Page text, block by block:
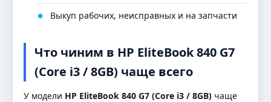
Выкуп рабочих, неисправных и на запчасти
Что чиним в HP EliteBook 840 G7
(Core i3 / 8GB) чаще всего
У модели HP EliteBook 840 G7 (Core i3 / 8GB) чаще